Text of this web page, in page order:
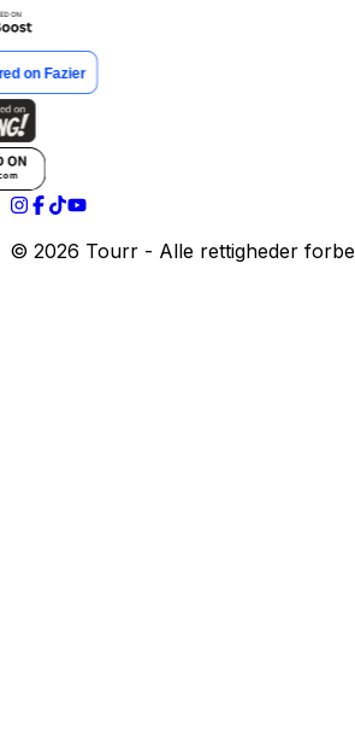
© 2026 Tourr - Alle rettigheder